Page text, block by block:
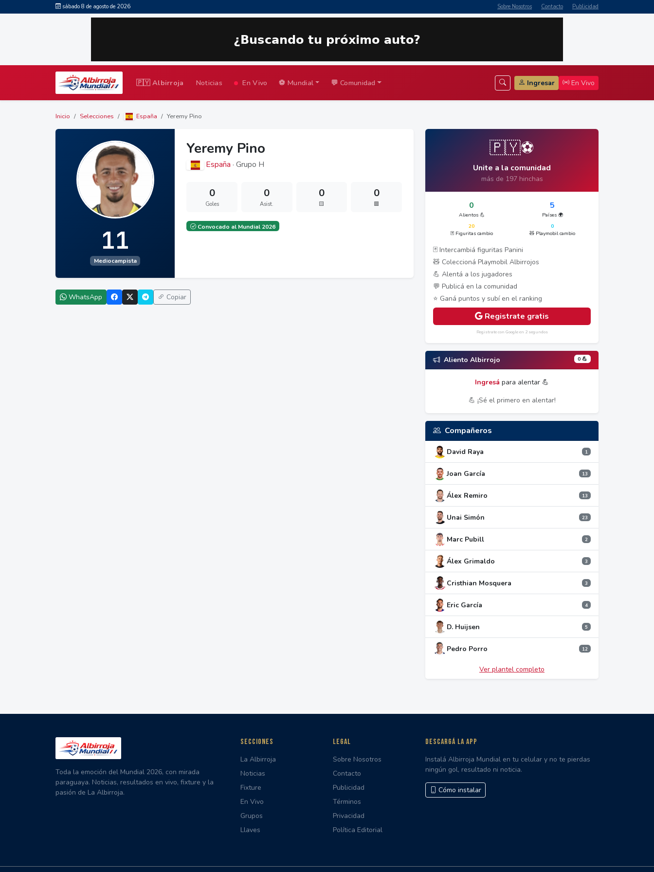
sábado 8 de agosto de 2026 Sobre Nosotros Contacto Publicidad
🇵🇾 Albirroja Noticias En Vivo ⚽ Mundial 💬 Comunidad Ingresar En Vivo
Inicio Selecciones España Yeremy Pino
11
Mediocampista
Yeremy Pino
España · Grupo H
0
Goles
0
Asist.
0
🟨
0
🟥
Convocado al Mundial 2026
WhatsApp Copiar
🇵🇾⚽
Unite a la comunidad
más de 197 hinchas
0
Alientos 💪
5
Países 🌍
20
🃏 Figuritas cambio
0
🧸 Playmobil cambio
🃏 Intercambiá figuritas Panini
🧸 Coleccioná Playmobil Albirrojos
💪 Alentá a los jugadores
💬 Publicá en la comunidad
⭐ Ganá puntos y subí en el ranking
Registrate gratis
Registrate con Google en 2 segundos
Aliento Albirrojo 0 💪
Ingresá para alentar 💪
💪 ¡Sé el primero en alentar!
Compañeros
David Raya 1
Joan García 13
Álex Remiro 13
Unai Simón 23
Marc Pubill 2
Álex Grimaldo 3
Cristhian Mosquera 3
Eric García 4
D. Huijsen 5
Pedro Porro 12
Ver plantel completo
Toda la emoción del Mundial 2026, con mirada
paraguaya. Noticias, resultados en vivo, fixture y la
pasión de La Albirroja.
SECCIONES
La Albirroja
Noticias
Fixture
En Vivo
Grupos
Llaves
LEGAL
Sobre Nosotros
Contacto
Publicidad
Términos
Privacidad
Política Editorial
DESCARGÁ LA APP
Instalá Albirroja Mundial en tu celular y no te pierdas
ningún gol, resultado ni noticia.
Cómo instalar